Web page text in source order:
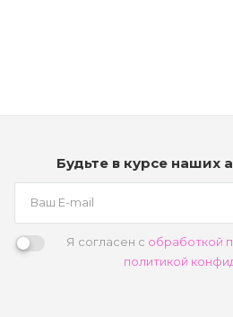
Будьте в курсе наших
Я согласен с обработкой
политикой